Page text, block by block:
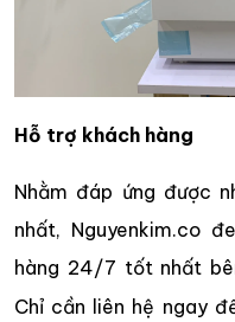
Hỗ trợ khách hàng
Nhằm đáp ứng được
nhất, Nguyenkim.co
hàng 24/7 tốt nhất
Chỉ cần liên hệ ngay